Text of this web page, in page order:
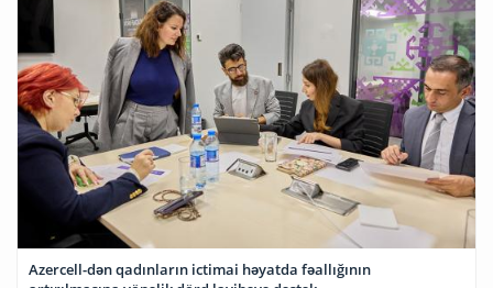
Azercell-dən qadınların ictimai həyatda fəallığının